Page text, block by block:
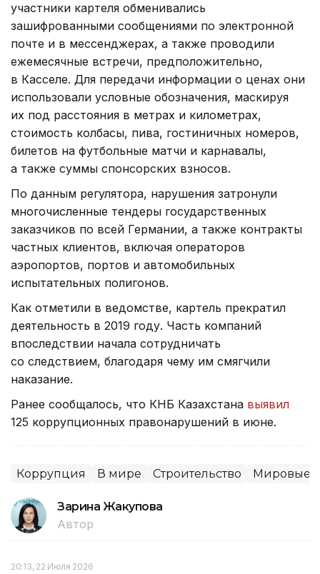
участники картеля обменивались
зашифрованными сообщениями по электронной
почте и в мессенджерах, а также проводили
ежемесячные встречи, предположительно,
в Касселе. Для передачи информации о ценах они
использовали условные обозначения, маскируя
их под расстояния в метрах и километрах,
стоимость колбасы, пива, гостиничных номеров,
билетов на футбольные матчи и карнавалы,
а также суммы спонсорских взносов.
По данным регулятора, нарушения затронули
многочисленные тендеры государственных
заказчиков по всей Германии, а также контракты
частных клиентов, включая операторов
аэропортов, портов и автомобильных
испытательных полигонов.
Как отметили в ведомстве, картель прекратил
деятельность в 2019 году. Часть компаний
впоследствии начала сотрудничать
со следствием, благодаря чему им смягчили
наказание.
Ранее сообщалось, что КНБ Казахстана выявил
125 коррупционных правонарушений в июне.
Коррупция В мире Строительство Мировые
Зарина Жакупова
Автор
20:13, 22 Июля 2026